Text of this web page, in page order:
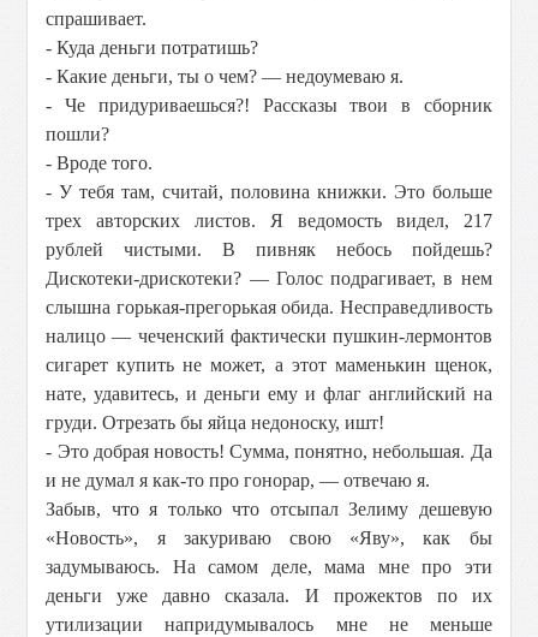
спрашивает.
- Куда деньги потратишь?
- Какие деньги, ты о чем? — недоумеваю я.
- Че придуриваешься?! Рассказы твои в сборник
пошли?
- Вроде того.
- У тебя там, считай, половина книжки. Это больше
трех авторских листов. Я ведомость видел, 217
рублей чистыми. В пивняк небось пойдешь?
Дискотеки-дрискотеки? — Голос подрагивает, в нем
слышна горькая-прегорькая обида. Несправедливость
налицо — чеченский фактически пушкин-лермонтов
сигарет купить не может, а этот маменькин щенок,
нате, удавитесь, и деньги ему и флаг английский на
груди. Отрезать бы яйца недоноску, ишт!
- Это добрая новость! Сумма, понятно, небольшая. Да
и не думал я как-то про гонорар, — отвечаю я.
Забыв, что я только что отсыпал Зелиму дешевую
«Новость», я закуриваю свою «Яву», как бы
задумываюсь. На самом деле, мама мне про эти
деньги уже давно сказала. И прожектов по их
утилизации напридумывалось мне не меньше